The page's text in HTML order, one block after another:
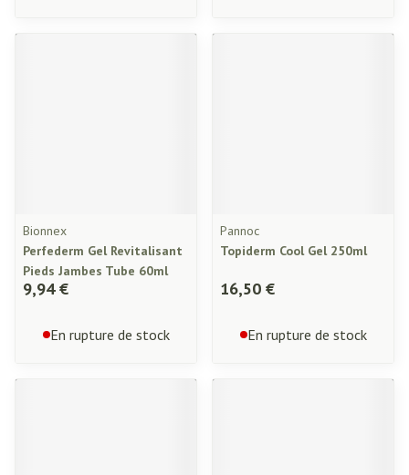
Bionnex
Perfederm Gel Revitalisant
Pieds Jambes Tube 60ml
9,94 €
En rupture de stock
Pannoc
Topiderm Cool Gel 250ml
16,50 €
En rupture de stock